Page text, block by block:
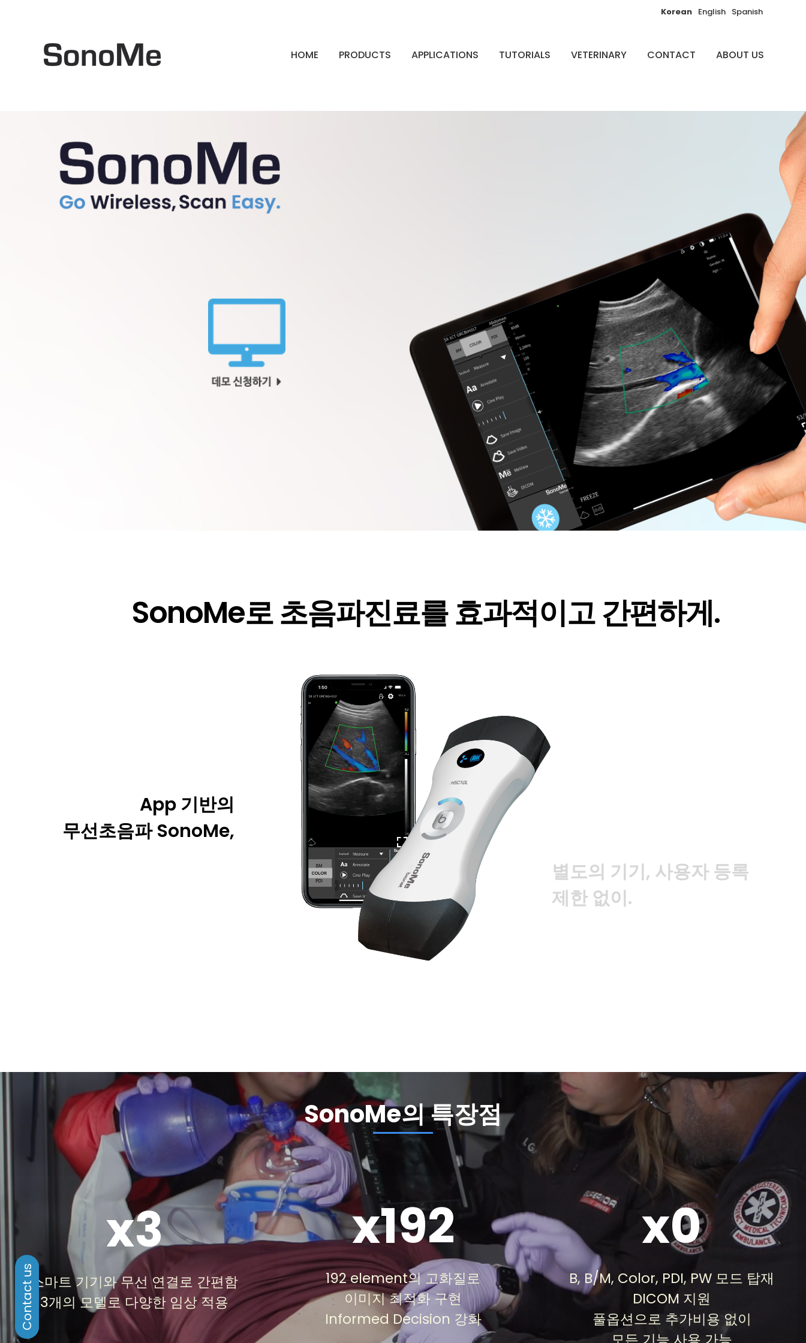
Korean English Spanish
HOME PRODUCTS APPLICATIONS TUTORIALS VETERINARY CONTACT ABOUT US
App 기반의
무선초음파 SonoMe,
별도의 기기, 사용자 등록
제한 없이.
SonoMe로 초음파진료를 효과적이고 간편하게.
SonoMe의 특장점
Wi-Fi 기반 무선 연결로 시간과 장소에 제약 없는 초
음파 스캔이 가능합니다. 형태, Element 수, 사용 모
드로 차별화된 다양한 트랜스듀서 제공으로 사용 환
경과 필요에 알맞은 트랜스듀서 선택이 가능합니다.
x3
스마트 기기와 무선 연결로 간편함
3개의 모델로 다양한 임상 적용
최대 192 element의 고화질의 이미지로 기존 카트
형 초음파 장비와 유사한 이미지 품질을 구현 저비
용, 고효율의 제품을 공급하여 기존 제약이 많았던
초음파 사용을 더욱 쉽고 간편하게 하여 초음파 적
용 범위를 넓힙니다.
x192
192 element의 고화질로
이미지 최적화 구현
Informed Decision 강화
B, B/M, Color, PDI, PW 모드 및 DICOM 지원 등
초음파 스캔에 필요한 기능이 추가비용 없이 포함
되어 있어 초기 비용만으로도 제한 없이 모든 기능
을 사용할 수 있습니다.
x0
B, B/M, Color, PDI, PW 모드 탑재
DICOM 지원
풀옵션으로 추가비용 없이
모든 기능 사용 가능